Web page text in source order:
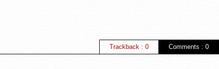
Comments : 0
Trackback : 0